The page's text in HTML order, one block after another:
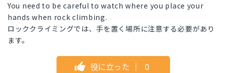
You need to be careful to watch where you place your
hands when rock climbing.
ロッククライミングでは、手を置く場所に注意する必要があり
ます。
役に立った ｜ 0